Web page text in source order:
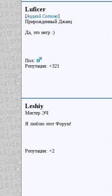
Luficer
[Аццкий Сотона]
Прирожденный Джаец
Да, это негр :)
Пол:
Репутация: +321
Leshiy
Мистер ЭЧ
Я люблю этот Форум!
Репутация: +2